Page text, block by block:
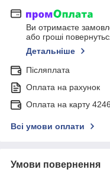
Ви отримаєте
або гроші
Детальніше
Післяплата
Оплата на рахунок
Оплата на карту
Всі умови оплати
Умови повернення